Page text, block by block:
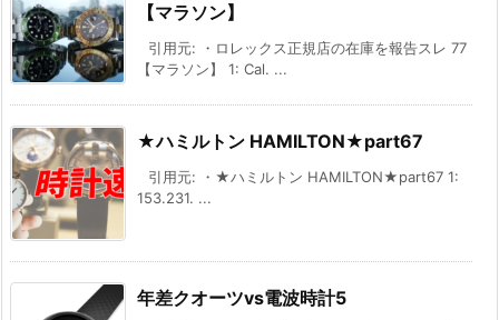
【マラソン】
引用元: ・ロレックス正規店の在庫を報告スレ 77
【マラソン】 1: Cal. ...
★ハミルトン HAMILTON★part67
引用元: ・★ハミルトン HAMILTON★part67 1:
153.231. ...
年差クオーツvs電波時計5